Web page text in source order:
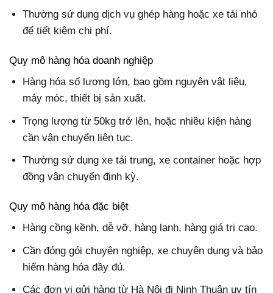
Thường sử dụng dịch vụ ghép hàng hoặc xe tải nhỏ
để tiết kiệm chi phí.
Quy mô hàng hóa doanh nghiệp
Hàng hóa số lượng lớn, bao gồm nguyên vật liệu,
máy móc, thiết bị sản xuất.
Trọng lượng từ 50kg trở lên, hoặc nhiều kiện hàng
cần vận chuyển liên tục.
Thường sử dụng xe tải trung, xe container hoặc hợp
đồng vận chuyển định kỳ.
Quy mô hàng hóa đặc biệt
Hàng cồng kềnh, dễ vỡ, hàng lạnh, hàng giá trị cao.
Cần đóng gói chuyên nghiệp, xe chuyên dụng và bảo
hiểm hàng hóa đầy đủ.
Các đơn vị gửi hàng từ Hà Nội đi Ninh Thuận uy tín